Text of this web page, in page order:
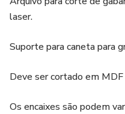
laser.
Suporte para caneta para
Deve ser cortado em
Os encaixes são podem